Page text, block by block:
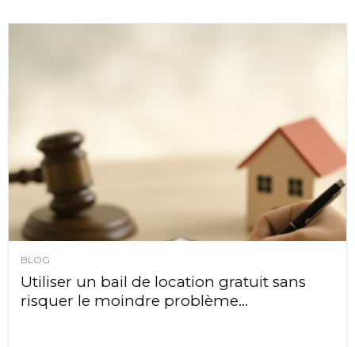
BLOG
Utiliser un bail de location gratuit sans
risquer le moindre problème...